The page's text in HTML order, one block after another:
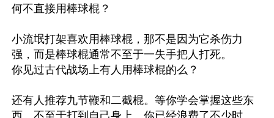
何不直接用棒球棍？
小流氓打架喜欢用棒球棍，那不是因为它杀伤力
强，而是棒球棍通常不至于一失手把人打死。
你见过古代战场上有人用棒球棍的么？
还有人推荐九节鞭和二截棍。等你学会掌握这些东
西，不至于打到自己身上，你已经浪费了不少时